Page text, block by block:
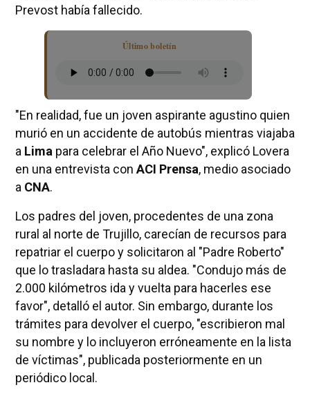
Prevost había fallecido.
Último boletín
"En realidad, fue un joven aspirante agustino quien
murió en un accidente de autobús mientras viajaba
a Lima para celebrar el Año Nuevo", explicó Lovera
en una entrevista con ACI Prensa, medio asociado
a CNA.
Los padres del joven, procedentes de una zona
rural al norte de Trujillo, carecían de recursos para
repatriar el cuerpo y solicitaron al "Padre Roberto"
que lo trasladara hasta su aldea. "Condujo más de
2.000 kilómetros ida y vuelta para hacerles ese
favor", detalló el autor. Sin embargo, durante los
trámites para devolver el cuerpo, "escribieron mal
su nombre y lo incluyeron erróneamente en la lista
de víctimas", publicada posteriormente en un
periódico local.